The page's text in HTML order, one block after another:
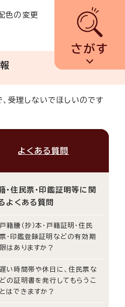
色の変更
さがす
受理しないでほしいのです
よくある質問
・住民票・印鑑証明等に関
よくある質問
戸籍謄（抄）本・戸籍証明・住民
票・印鑑登録証明などの有効期
限はありますか？
遅い時間帯や休日に、住民票な
どの証明書を発行してもらうこ
とはできますか？